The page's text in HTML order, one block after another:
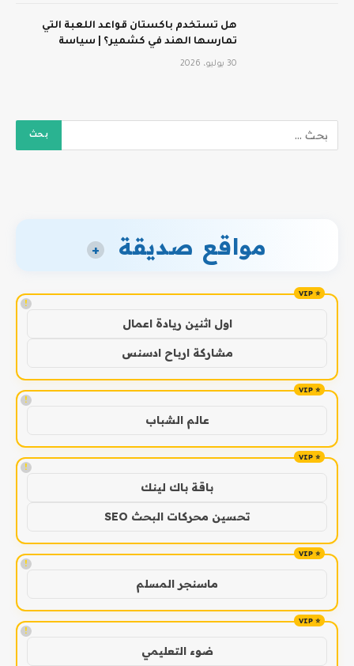
هل تستخدم باكستان قواعد اللعبة التي
تمارسها الهند في كشمير؟ | سياسة
30 يوليو، 2026
مواقع صديقة +
!
اول اثنين ريادة اعمال
مشاركة ارباح ادسنس
!
عالم الشباب
!
باقة باك لينك
تحسين محركات البحث SEO
!
ماسنجر المسلم
!
ضوء التعليمي